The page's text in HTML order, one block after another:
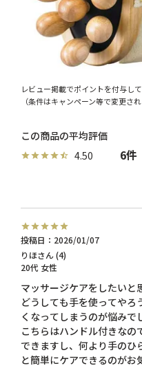
レビュー掲載でポイントを付与し
（条件はキャンペーン等で変更さ
4.50 6
りほ
4
20代 女性
投稿日 2026/01/07
マッサージケアをしたいと
どうしても手を使ってやろ
くなってしまうのが悩み
こちらはハンドル付きな
できますし、何より手のひ
と簡単にケアできるのがお